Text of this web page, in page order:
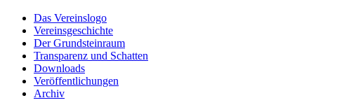
Das Vereinslogo
Vereinsgeschichte
Der Grundsteinraum
Transparenz und Schatten
Downloads
Veröffentlichungen
Archiv